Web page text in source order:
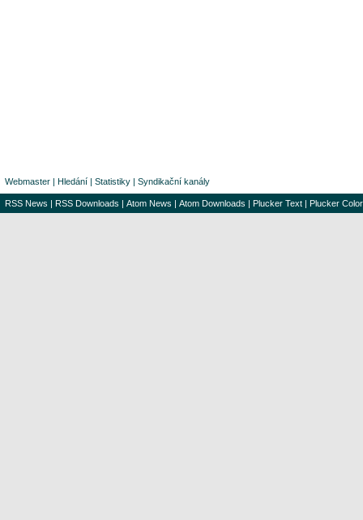
Webmaster | Hledání | Statistiky | Syndikační kanály
RSS News | RSS Downloads | Atom News | Atom Downloads | Plucker Text | Plucker Color